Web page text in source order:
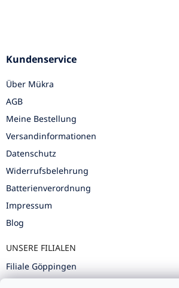
Kundenservice
Über Mükra
AGB
Meine Bestellung
Versandinformationen
Datenschutz
Widerrufsbelehrung
Batterienverordnung
Impressum
Blog
UNSERE FILIALEN
Filiale Göppingen